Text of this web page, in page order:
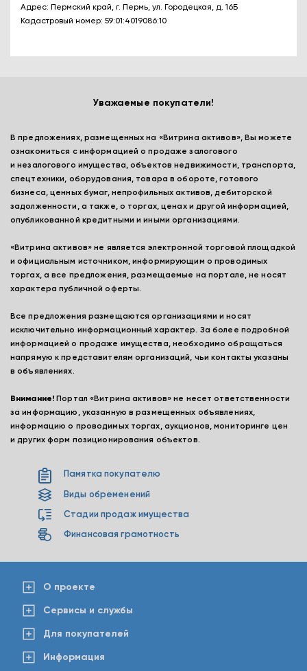
Адрес: Пермский край, г. Пермь, ул. Городецкая, д. 16Б
Кадастровый номер: 59:01:4019086:10
Уважаемые покупатели!
В предложениях, размещенных на «Витрина активов», Вы можете
ознакомиться с информацией о продаже залогового
и незалогового имущества, объектов недвижимости, транспорта,
спецтехники, оборудования, товара в обороте, готового
бизнеса, ценных бумаг, непрофильных активов, дебиторской
задолженности, а также, о торгах, ценах и другой информацией,
опубликованной кредитными и иными организациями.
«Витрина активов» не является электронной торговой площадкой
и официальным источником, информирующим о проводимых
торгах, а все предложения, размещаемые на портале, не носят
характера публичной оферты.
Все предложения размещаются организациями и носят
исключительно информационный характер. За более подробной
информацией о продаже имущества, необходимо обращаться
напрямую к представителям организаций, чьи контакты указаны
в объявлениях.
Внимание! Портал «Витрина активов» не несет ответственности
за информацию, указанную в размещенных объявлениях,
информацию о проводимых торгах, аукционов, мониторинге цен
и других форм позиционирования объектов.
Памятка покупателю
Виды обременений
Стадии продаж имущества
Финансовая грамотность
О проекте
Сервисы и службы
Для покупателей
Информация